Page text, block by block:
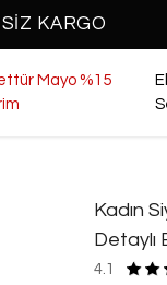
KARGO
Mayo %15
Kadın
Detaylı
4.1